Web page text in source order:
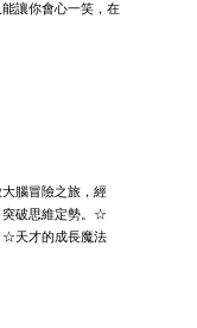
讓你會心一笑，在
腦冒險之旅，經
破思維定勢。☆
☆天才的成長魔法